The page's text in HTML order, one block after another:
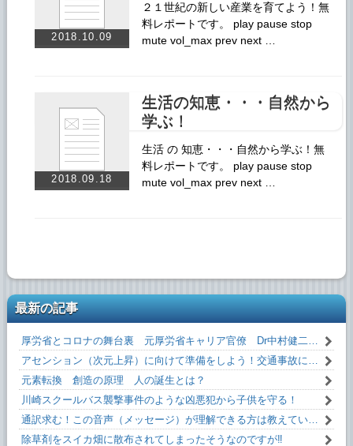
2018.10.09
２１世紀の新しい産業を育てよう！無
料レポートです。 play pause stop
mute vol_max prev next …
2018.09.18
生活の知恵・・・自然から
学ぶ！
生活 の 知恵・・・自然から学ぶ！無
料レポートです。 play pause stop
mute vol_max prev next …
最新の記事
厚労省とコロナの舞台裏 元厚労省キャリア官僚 Dr中村健二 氏 闇を暴露！
アセンション（次元上昇）に向けて準備をしよう！交通事故にあわない方法！！
元素転換 創造の原理 人の誕生とは？
川崎スクールバス襲撃事件のような凶悪犯から子供を守る！
通訳求む！この音声（メッセージ）が理解できる方は教えていただけるとうれしいです！
除草剤をスイカ畑に散布されてしまったそうなのですが‼